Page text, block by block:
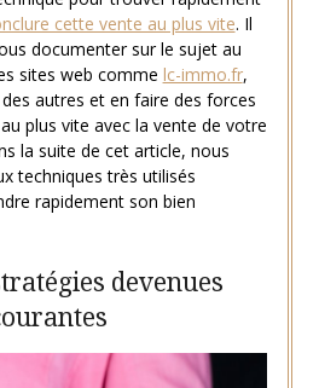
cette vente au plus vite. Il
documenter sur le sujet au
sites web comme lc-immo.fr,
autres et en faire des forces
au plus vite avec la vente de votre
la suite de cet article, nous
techniques très utilisés
rapidement son bien
devenues